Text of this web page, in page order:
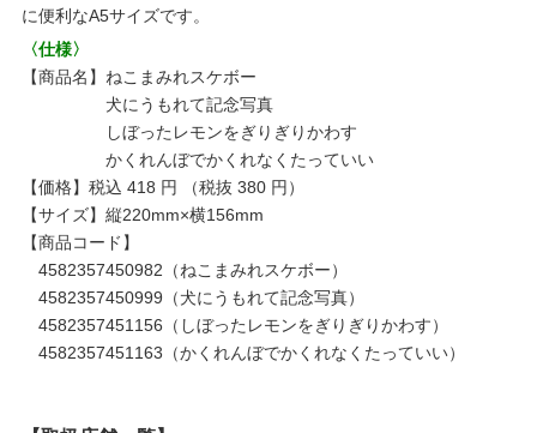
に便利なA5サイズです。
〈仕様〉
【商品名】ねこまみれスケボー
犬にうもれて記念写真
しぼったレモンをぎりぎりかわす
かくれんぼでかくれなくたっていい
【価格】税込 418 円 （税抜 380 円）
【サイズ】縦220mm×横156mm
【商品コード】
4582357450982（ねこまみれスケボー）
4582357450999（犬にうもれて記念写真）
4582357451156（しぼったレモンをぎりぎりかわす）
4582357451163（かくれんぼでかくれなくたっていい）